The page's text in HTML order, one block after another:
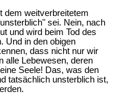
dem weitverbreitetem
sei. Nein, nach
und wird beim Tod des
Und in den obigen
dass nicht nur wir
alle Lebewesen, deren
Seele! Das, was den
tatsächlich unsterblich ist,